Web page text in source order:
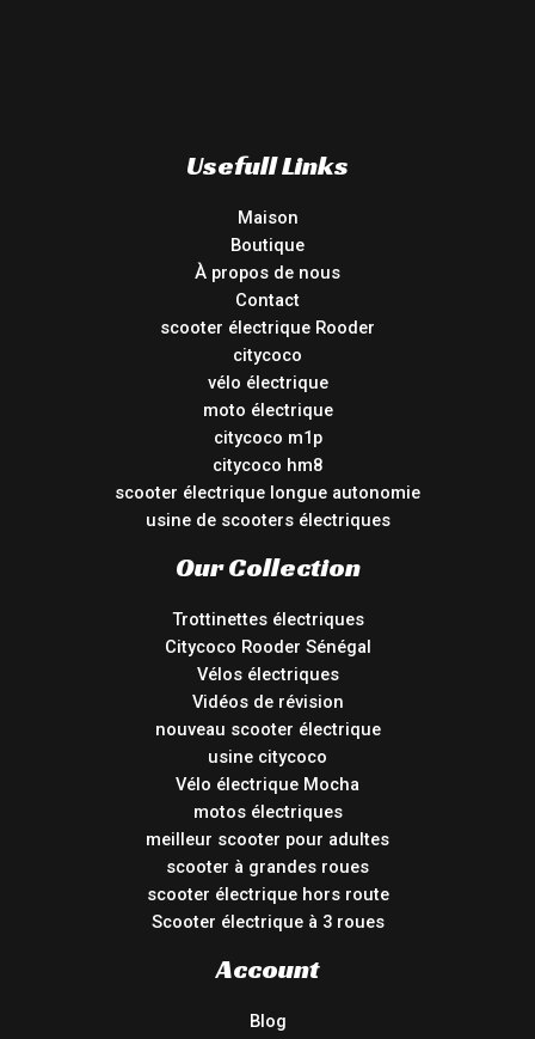
Usefull Links
Maison
Boutique
À propos de nous
Contact
scooter électrique Rooder
citycoco
vélo électrique
moto électrique
citycoco m1p
citycoco hm8
scooter électrique longue autonomie
usine de scooters électriques
Our Collection
Trottinettes électriques
Citycoco Rooder Sénégal
Vélos électriques
Vidéos de révision
nouveau scooter électrique
usine citycoco
Vélo électrique Mocha
motos électriques
meilleur scooter pour adultes
scooter à grandes roues
scooter électrique hors route
Scooter électrique à 3 roues
Account
Blog